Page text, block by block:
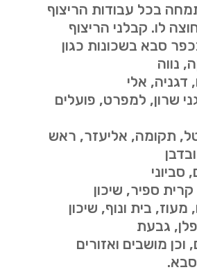
בכל עבודות הריצוף
לו. קבלני הריצוף
סבא בשכונות כגון
נווה
דגניה, אלי
שרון, למפרט, פועלים
תקומה, אליעזר, ראש
סביוני
ספיר, שיכון
בית ונוף, שיכון
גבעת
וכן מושבים ואזורים